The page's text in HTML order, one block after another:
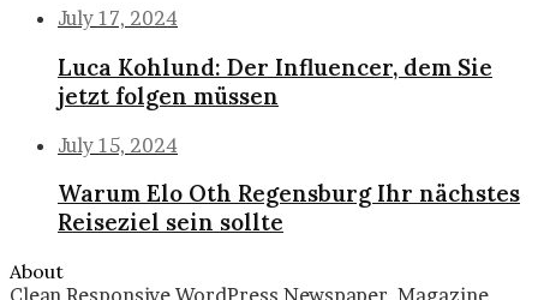
July 17, 2024
Luca Kohlund: Der Influencer, dem Sie
jetzt folgen müssen
July 15, 2024
Warum Elo Oth Regensburg Ihr nächstes
Reiseziel sein sollte
About